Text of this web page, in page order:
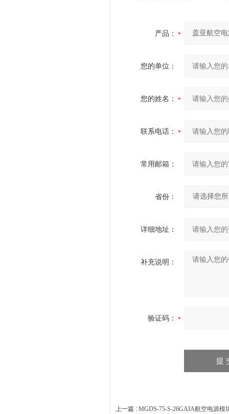
产品：
您的单位：
您的姓名：
联系电话：
常用邮箱：
省份：
详细地址：
补充说明：
验证码：
上一篇 : MGDS-75-S-26GAIA航空电源模